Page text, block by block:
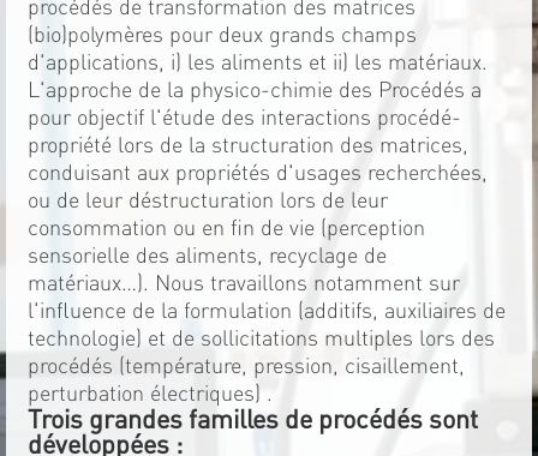
(bio)polymères pour deux grands champs
d'applications, i) les aliments et ii) les matériaux.
L'approche de la physico-chimie des Procédés a
pour objectif l'étude des interactions procédé-
propriété lors de la structuration des matrices,
conduisant aux propriétés d'usages recherchées,
ou de leur déstructuration lors de leur
consommation ou en fin de vie (perception
sensorielle des aliments, recyclage de
matériaux…). Nous travaillons notamment sur
l'influence de la formulation (additifs, auxiliaires de
technologie) et de sollicitations multiples lors des
procédés (température, pression, cisaillement,
perturbation électriques) .
Trois grandes familles de procédés sont
développées :